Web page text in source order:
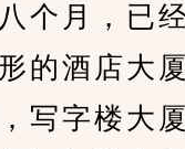
月，已经
的酒店大
写字楼大